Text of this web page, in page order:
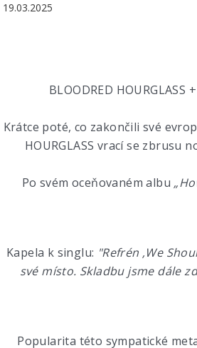
19.03.2025
BLOODRED
Krátce poté, co zakončili své
HOURGLASS vrací se zbrusu
Po svém oceňovaném albu
Kapela k singlu: "Refrén ‚We
své místo. Skladbu jsme dále
Popularita této sympatické